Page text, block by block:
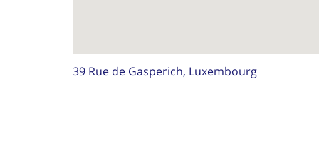
39 Rue de Gasperich, Luxembourg